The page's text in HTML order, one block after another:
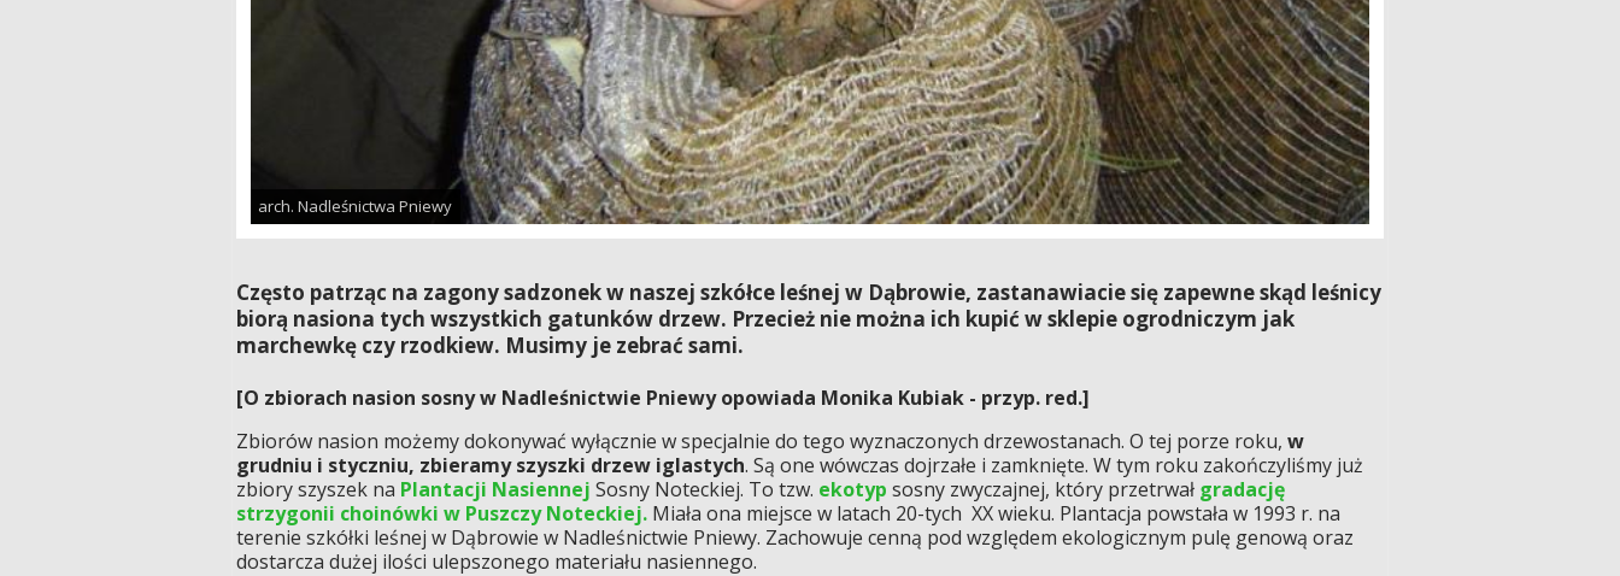
arch. Nadleśnictwa Pniewy
Często patrząc na zagony sadzonek w naszej szkółce leśnej w Dąbrowie, zastanawiacie się zapewne skąd leśnicy
biorą nasiona tych wszystkich gatunków drzew. Przecież nie można ich kupić w sklepie ogrodniczym jak
marchewkę czy rzodkiew. Musimy je zebrać sami.
[O zbiorach nasion sosny w Nadleśnictwie Pniewy opowiada Monika Kubiak - przyp. red.]
Zbiorów nasion możemy dokonywać wyłącznie w specjalnie do tego wyznaczonych drzewostanach. O tej porze roku, w
grudniu i styczniu, zbieramy szyszki drzew iglastych. Są one wówczas dojrzałe i zamknięte. W tym roku zakończyliśmy już
zbiory szyszek na Plantacji Nasiennej Sosny Noteckiej. To tzw. ekotyp sosny zwyczajnej, który przetrwał gradację
strzygonii choinówki w Puszczy Noteckiej. Miała ona miejsce w latach 20-tych XX wieku. Plantacja powstała w 1993 r. na
terenie szkółki leśnej w Dąbrowie w Nadleśnictwie Pniewy. Zachowuje cenną pod względem ekologicznym pulę genową oraz
dostarcza dużej ilości ulepszonego materiału nasiennego.